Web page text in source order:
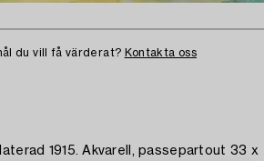
du vill få värderat? Kontakta oss
1915. Akvarell, passepartout 33 x